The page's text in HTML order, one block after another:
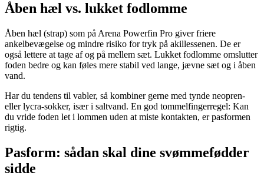
Åben hæl vs. lukket fodlomme
Åben hæl (strap) som på Arena Powerfin Pro giver friere
ankelbevægelse og mindre risiko for tryk på akillessenen. De er
også lettere at tage af og på mellem sæt. Lukket fodlomme omslutter
foden bedre og kan føles mere stabil ved lange, jævne sæt og i åben
vand.
Har du tendens til vabler, så kombiner gerne med tynde neopren-
eller lycra-sokker, især i saltvand. En god tommelfingerregel: Kan
du vride foden let i lommen uden at miste kontakten, er pasformen
rigtig.
Pasform: sådan skal dine svømmefødder
sidde